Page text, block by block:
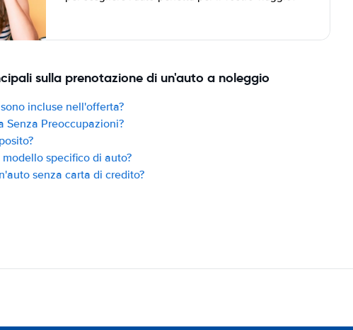
sulla prenotazione di un'auto a noleggio
incluse nell'offerta?
Senza Preoccupazioni?
specifico di auto?
senza carta di credito?